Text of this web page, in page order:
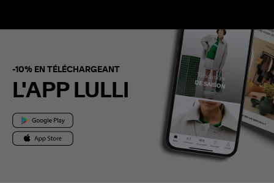
-10% EN TÉLÉCHARGEANT
L'APP LULLI